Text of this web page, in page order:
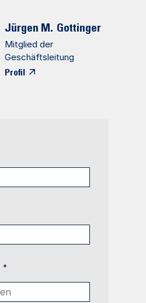
Jürgen M. Gottinger
Mitglied der
Geschäftsleitung
Profil
*